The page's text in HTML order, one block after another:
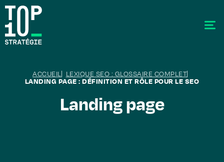
ACCUEIL
LEXIQUE SEO : GLOSSAIRE COMPLET
LANDING PAGE : DÉFINITION ET RÔLE POUR LE SEO
Landing page